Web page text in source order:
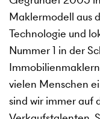
Maklermodell aus
Technologie und
Nummer 1 in der
vielen Menschen
sind wir immer auf